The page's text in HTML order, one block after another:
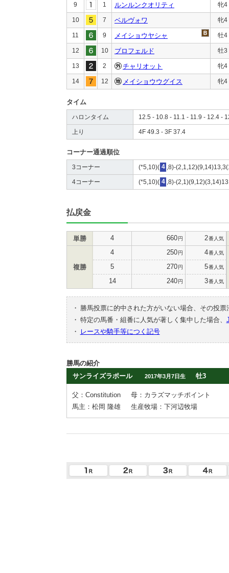
9 1 ルンルンクオリティ 牝4
10 7 ベルヴォワ 牝4
11 9 メイショウヤシャ 牡4
12 10 ブロフェルド 牡3
13 2 チャリオット 牝4
14 12 メイショウウグイス 牝4
タイム
ハロンタイム 12.5 - 10.8 - 11.1 - 11.9 - 12.4 -
上り 4F 49.3 - 3F 37.4
コーナー通過順位
3コーナー (*5,10)( 4 ,8)-
4コーナー (*5,10)( 4 ,8)-
払戻金
単勝 4 660円 2番人気
複勝
4 250円 4番人気
5 270円 5番人気
14 240円 3番人気
・
勝馬投票に的中された方がいない場合、その投
・ 特定の馬番・組番に人気が著しく集中した場合、
・
レースや騎手等につく記号
勝馬の紹介
サンライズラポール
2017年3月7日生 牡3
父：Constitution
母：カラズマッチポイント
馬主：松岡 隆雄
生産牧場：下河辺牧場